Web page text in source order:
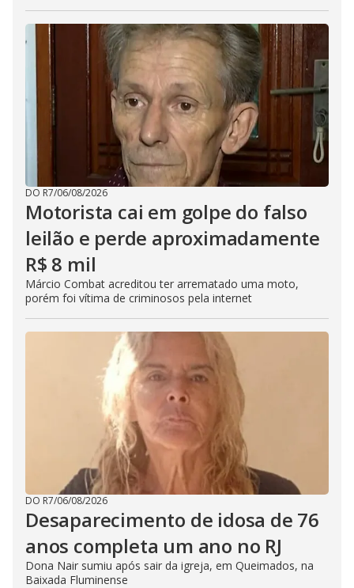
DO R7/06/08/2026
Motorista cai em golpe do falso
leilão e perde aproximadamente
R$ 8 mil
Márcio Combat acreditou ter arrematado uma moto,
porém foi vítima de criminosos pela internet
DO R7/06/08/2026
Desaparecimento de idosa de 76
anos completa um ano no RJ
Dona Nair sumiu após sair da igreja, em Queimados, na
Baixada Fluminense